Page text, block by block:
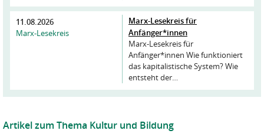
11.08.2026
Marx-Lesekreis
Marx-Lesekreis für
Anfänger*innen
Marx-Lesekreis für
Anfänger*innen Wie funktioniert
das kapitalistische System? Wie
entsteht der…
Artikel zum Thema Kultur und Bildung